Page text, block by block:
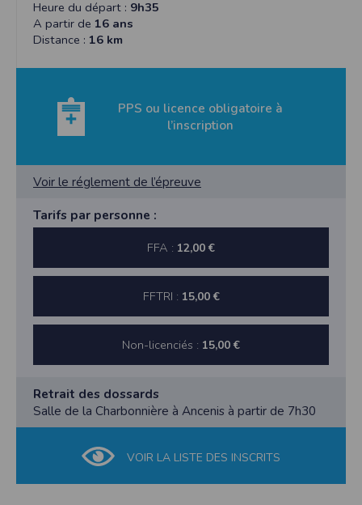
Heure du départ : 9h35
A partir de 16 ans
Distance : 16 km
PPS ou licence obligatoire à
l’inscription
Voir le réglement de l’épreuve
Tarifs par personne :
FFA : 12,00 €
FFTRI : 15,00 €
Non-licenciés : 15,00 €
Retrait des dossards
Salle de la Charbonnière à Ancenis à partir de 7h30
VOIR LA LISTE DES INSCRITS